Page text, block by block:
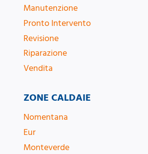
Manutenzione
Pronto Intervento
Revisione
Riparazione
Vendita
ZONE CALDAIE
Nomentana
Eur
Monteverde